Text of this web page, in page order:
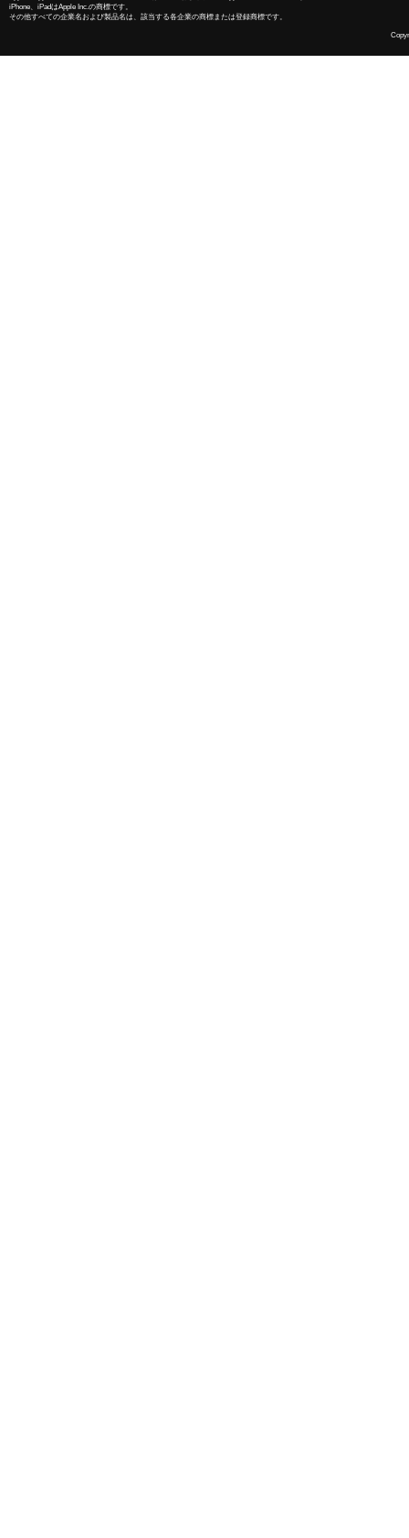
iPhone、iPadはApple Inc.の商標です。
その他すべての企業名および製品名は、該当する各企業の商標または登録商標です。